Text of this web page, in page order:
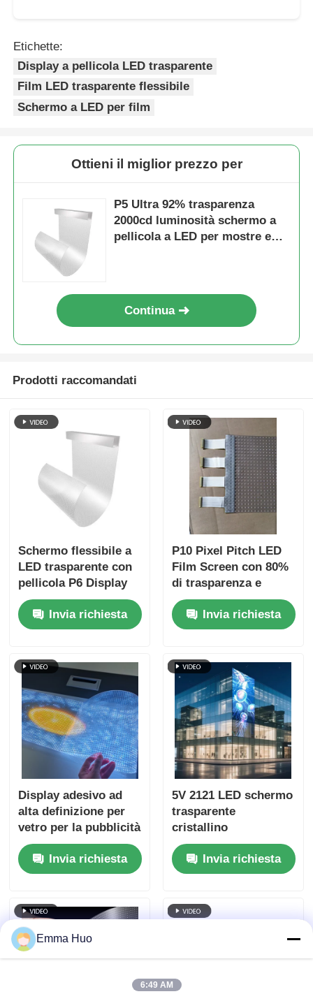
Etichette:
Display a pellicola LED trasparente
Film LED trasparente flessibile
Schermo a LED per film
Ottieni il miglior prezzo per
P5 Ultra 92% trasparenza
2000cd luminosità schermo a
pellicola a LED per mostre e
Continua
Prodotti raccomandati
Schermo flessibile a
LED trasparente con
pellicola P6 Display
in vetro ultra sottile
per pubblicità al
dettaglio in vetrine di
Invia richiesta
P10 Pixel Pitch LED
Film Screen con 80%
di trasparenza e
300W di potenza
massima per la
pubblicità del centro
Invia richiesta
Display adesivo ad
alta definizione per
vetro per la pubblicità
nei negozi al
dettaglioInvia richiesta
5V 2121 LED schermo
trasparente
cristallino
trasparente schermo
multimediale digitale
per il commercio al
centro espositivo
aeroporto terminale e
Invia richiesta
Emma Huo
6:49 AM